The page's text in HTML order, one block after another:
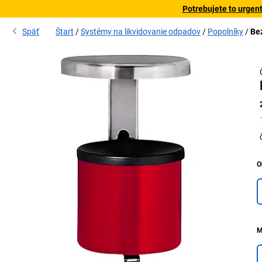
Potrebujete to
Späť Štart Systémy na likvidovanie odpadov Popolníky